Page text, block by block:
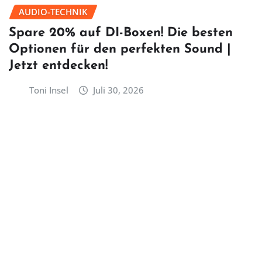
AUDIO-TECHNIK
Spare 20% auf DI-Boxen! Die besten
Optionen für den perfekten Sound |
Jetzt entdecken!
Toni Insel Juli 30, 2026